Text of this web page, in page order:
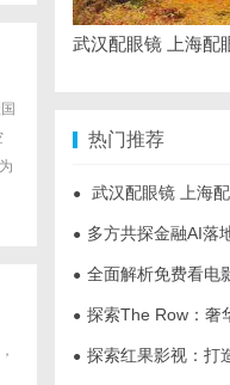
武汉配眼镜 上海配
热门推荐
● 武汉配眼镜 上海
● 多方共探金融AI落地路径，
● 全面解析免费看电
● 探索The Row：奢华极简
● 探索红果影视：打